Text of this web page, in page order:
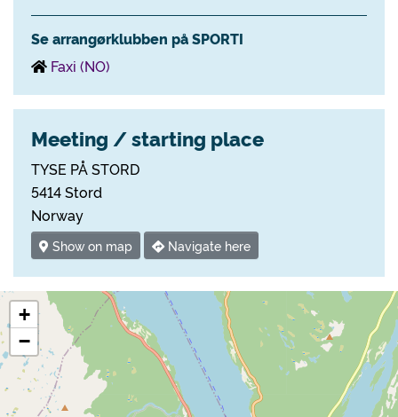
Se arrangørklubben på SPORTI
Faxi (NO)
Meeting / starting place
TYSE PÅ STORD
5414 Stord
Norway
Show on map Navigate here
+
−